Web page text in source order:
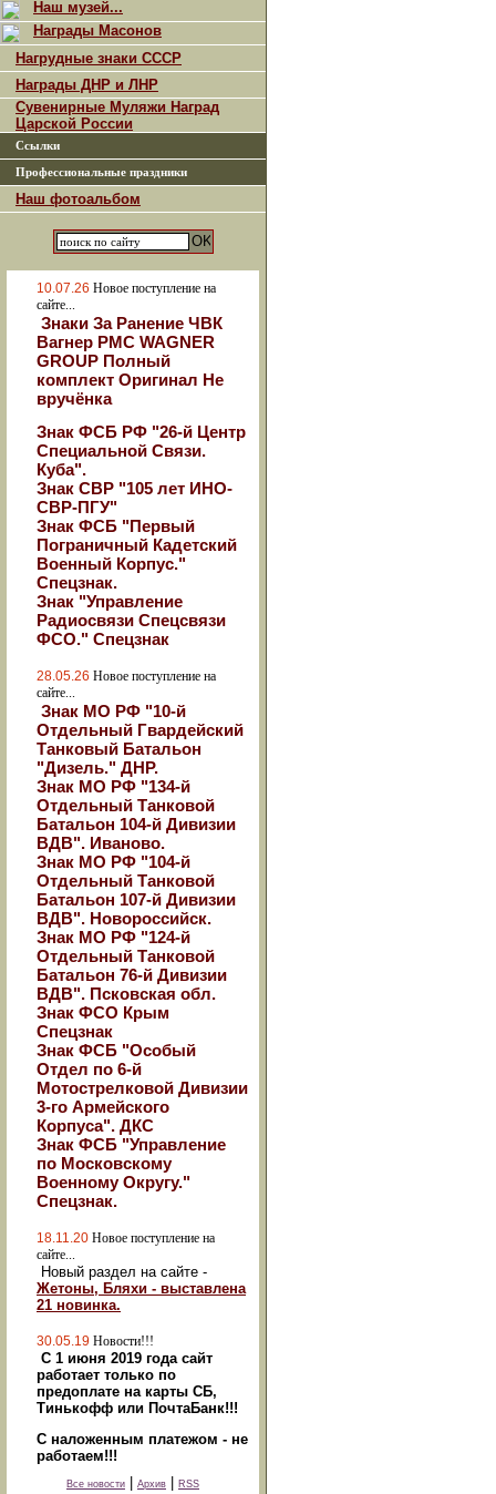
Наш музей...
Награды Масонов
Нагрудные знаки СССР
Награды ДНР и ЛНР
Сувенирные Муляжи Наград
Царской России
Ссылки
Профессиональные праздники
Наш фотоальбом
10.07.26 Новое поступление на
сайте...
Знаки За Ранение ЧВК
Вагнер РМС WAGNER
GROUP Полный
комплект Оригинал Не
вручёнка
Знак ФСБ РФ "26-й Центр
Специальной Связи.
Куба".
Знак СВР "105 лет ИНО-
СВР-ПГУ"
Знак ФСБ "Первый
Пограничный Кадетский
Военный Корпус."
Спецзнак.
Знак "Управление
Радиосвязи Спецсвязи
ФСО." Спецзнак
28.05.26 Новое поступление на
сайте...
Знак МО РФ "10-й
Отдельный Гвардейский
Танковый Батальон
"Дизель." ДНР.
Знак МО РФ "134-й
Отдельный Танковой
Батальон 104-й Дивизии
ВДВ". Иваново.
Знак МО РФ "104-й
Отдельный Танковой
Батальон 107-й Дивизии
ВДВ". Новороссийск.
Знак МО РФ "124-й
Отдельный Танковой
Батальон 76-й Дивизии
ВДВ". Псковская обл.
Знак ФСО Крым
Спецзнак
Знак ФСБ "Особый
Отдел по 6-й
Мотострелковой Дивизии
3-го Армейского
Корпуса". ДКС
Знак ФСБ "Управление
по Московскому
Военному Округу."
Спецзнак.
18.11.20 Новое поступление на
сайте...
Новый раздел на сайте -
Жетоны, Бляхи - выставлена
21 новинка.
30.05.19 Новости!!!
С 1 июня 2019 года сайт
работает только по
предоплате на карты СБ,
Тинькофф или ПочтаБанк!!!
С наложенным платежом - не
работаем!!!
Все новости Архив RSS